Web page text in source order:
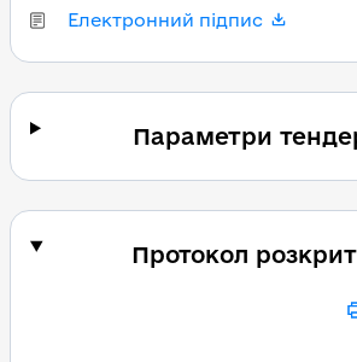
Електронний підпис
Параметри
Протокол